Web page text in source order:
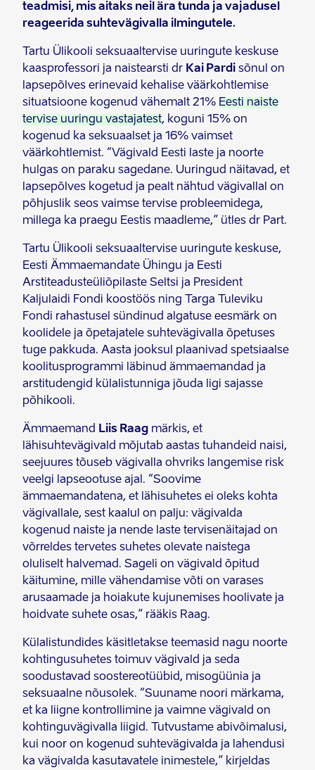
teadmisi, mis aitaks neil ära tunda ja vajadusel
reageerida suhtevägivalla ilmingutele.
Tartu Ülikooli seksuaaltervise uuringute keskuse
kaasprofessori ja naistearsti dr Kai Pardi sõnul on
lapsepõlves erinevaid kehalise väärkohtlemise
situatsioone kogenud vähemalt 21% Eesti naiste
tervise uuringu vastajatest, koguni 15% on
kogenud ka seksuaalset ja 16% vaimset
väärkohtlemist. “Vägivald Eesti laste ja noorte
hulgas on paraku sagedane. Uuringud näitavad, et
lapsepõlves kogetud ja pealt nähtud vägivallal on
põhjuslik seos vaimse tervise probleemidega,
millega ka praegu Eestis maadleme,” ütles dr Part.
Tartu Ülikooli seksuaaltervise uuringute keskuse,
Eesti Ämmaemandate Ühingu ja Eesti
Arstiteadusteüliõpilaste Seltsi ja President
Kaljulaidi Fondi koostöös ning Targa Tuleviku
Fondi rahastusel sündinud algatuse eesmärk on
koolidele ja õpetajatele suhtevägivalla õpetuses
tuge pakkuda. Aasta jooksul plaanivad spetsiaalse
koolitusprogrammi läbinud ämmaemandad ja
arstitudengid külalistunniga jõuda ligi sajasse
põhikooli.
Ämmaemand Liis Raag märkis, et
lähisuhtevägivald mõjutab aastas tuhandeid naisi,
seejuures tõuseb vägivalla ohvriks langemise risk
veelgi lapseootuse ajal. “Soovime
ämmaemandatena, et lähisuhetes ei oleks kohta
vägivallale, sest kaalul on palju: vägivalda
kogenud naiste ja nende laste tervisenäitajad on
võrreldes tervetes suhetes olevate naistega
oluliselt halvemad. Sageli on vägivald õpitud
käitumine, mille vähendamise võti on varases
arusaamade ja hoiakute kujunemises hoolivate ja
hoidvate suhete osas,” rääkis Raag.
Külalistundides käsitletakse teemasid nagu noorte
kohtingusuhetes toimuv vägivald ja seda
soodustavad soostereotüübid, misogüünia ja
seksuaalne nõusolek. “Suuname noori märkama,
et ka liigne kontrollimine ja vaimne vägivald on
kohtinguvägivalla liigid. Tutvustame abivõimalusi,
kui noor on kogenud suhtevägivalda ja lahendusi
ka vägivalda kasutavatele inimestele,” kirjeldas